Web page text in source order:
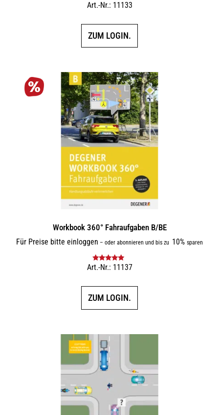
Art.-Nr.: 11133
ZUM LOGIN.
Workbook 360° Fahraufgaben B/BE
Für Preise bitte einloggen – oder abonnieren und bis zu 10% sparen
Bewertet mit
Art.-Nr.: 11137
ZUM LOGIN.